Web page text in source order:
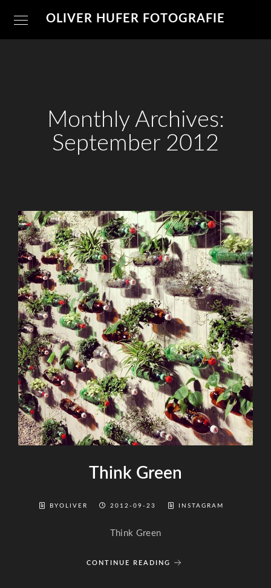
OLIVER HUFER FOTOGRAFIE
Monthly Archives:
September 2012
Think Green
BYOLIVER 2012-09-23 INSTAGRAM
Think Green
CONTINUE READING